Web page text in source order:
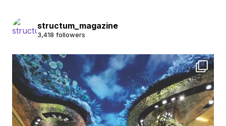
structum_magazine
3,418 followers